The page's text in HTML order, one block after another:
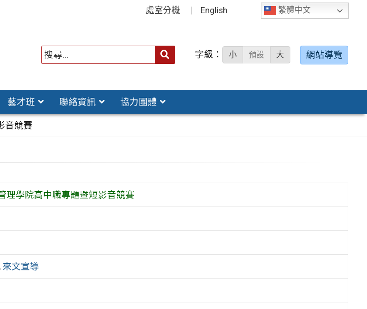
繁體中文
處室分機 English
字級： 小 預設 大 網站導覽
藝才班 聯絡資訊 協力團體
音競賽
理學院高中職專題暨短影音競賽
, 來文宣導